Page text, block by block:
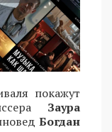
покажут
Заура
Богдан